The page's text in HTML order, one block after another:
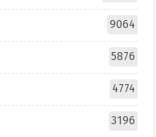
9064
5876
4774
3196